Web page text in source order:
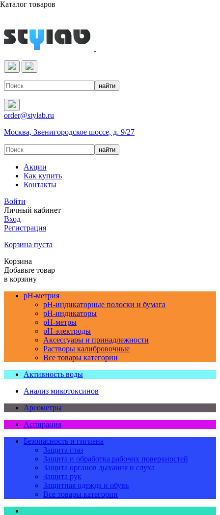
Реактивы & Оборудование
order@stylab.ru
Москва, Звенигородское шоссе, д. 9/27
Акции
Как купить
Контакты
Войти
Личный кабинет
Вход
Регистрация
Корзина пуста
Корзина
Добавьте товар
в корзину
pH-метрия
pH-индикаторные полоски и бумага
pH-индикаторы
pH-метры
pH-электроды
Аксессуары и принадлежности
Растворы калибровочные
Все товары категории
Активность воды
Анализ микотоксинов
Ареометры
Аспирация
Безопасность и гигиена
Защита глаз
Защита и обработка рабочих поверхностей
Защита органов дыхания и слуха
Защита рук
Защитная одежда и обувь
Все товары категории
Каталог товаров